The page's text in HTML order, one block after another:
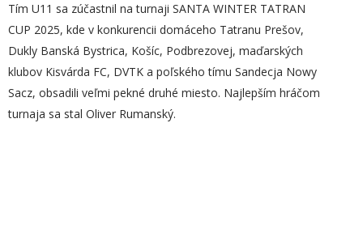
Tím U11 sa zúčastnil na turnaji SANTA WINTER TATRAN
CUP 2025, kde v konkurencii domáceho Tatranu Prešov,
Dukly Banská Bystrica, Košíc, Podbrezovej, maďarských
klubov Kisvárda FC, DVTK a poľského tímu Sandecja Nowy
Sacz, obsadili veľmi pekné druhé miesto. Najlepším hráčom
turnaja sa stal Oliver Rumanský.